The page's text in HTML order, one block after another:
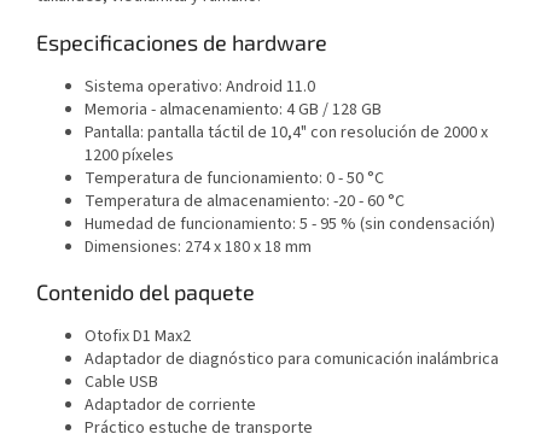
Especificaciones de hardware
Sistema operativo: Android 11.0
Memoria - almacenamiento: 4 GB / 128 GB
Pantalla: pantalla táctil de 10,4" con resolución de 2000 x
1200 píxeles
Temperatura de funcionamiento: 0 - 50 °C
Temperatura de almacenamiento: -20 - 60 °C
Humedad de funcionamiento: 5 - 95 % (sin condensación)
Dimensiones: 274 x 180 x 18 mm
Contenido del paquete
Otofix D1 Max2
Adaptador de diagnóstico para comunicación inalámbrica
Cable USB
Adaptador de corriente
Práctico estuche de transporte